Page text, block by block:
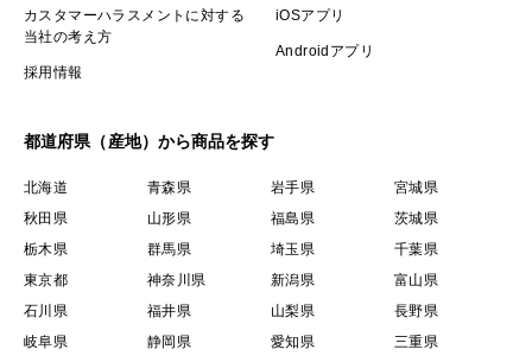
カスタマーハラスメントに対する
当社の考え方
採用情報
iOSアプリ
Androidアプリ
都道府県（産地）から商品を探す
北海道 青森県 岩手県
宮城県
秋田県
山形県 福島県
茨城県
栃木県
群馬県 埼玉県
千葉県
東京都
神奈川県 新潟県
富山県
石川県
福井県 山梨県
長野県
岐阜県
静岡県 愛知県
三重県